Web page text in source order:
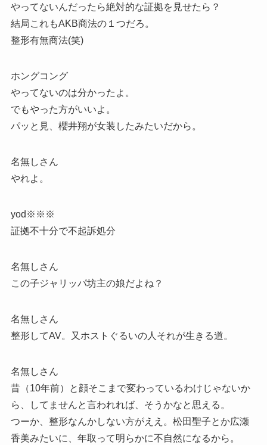
やってないんだったら絶対的な証拠を見せたら？
結局これもAKB商法の１つだろ。
整形有無商法(笑)
ホングコング
やってないのは分かったよ。
でもやった方がいいよ。
パッと見、櫻井翔が女装したみたいだから。
名無しさん
やれよ。
yod※※※
証拠不十分で不起訴処分
名無しさん
この子ジャリッパ坊主の娘だよね？
名無しさん
整形してAV。又ホストぐるいの人それが生きる道。
名無しさん
昔（10年前）と顔そこまで変わっているわけじゃないか
ら、してませんと言われれば、そうかなと思える。
つーか、整形なんかしない方がええ。松田聖子とか広瀬
香美みたいに、年取って明らかに不自然になるから。